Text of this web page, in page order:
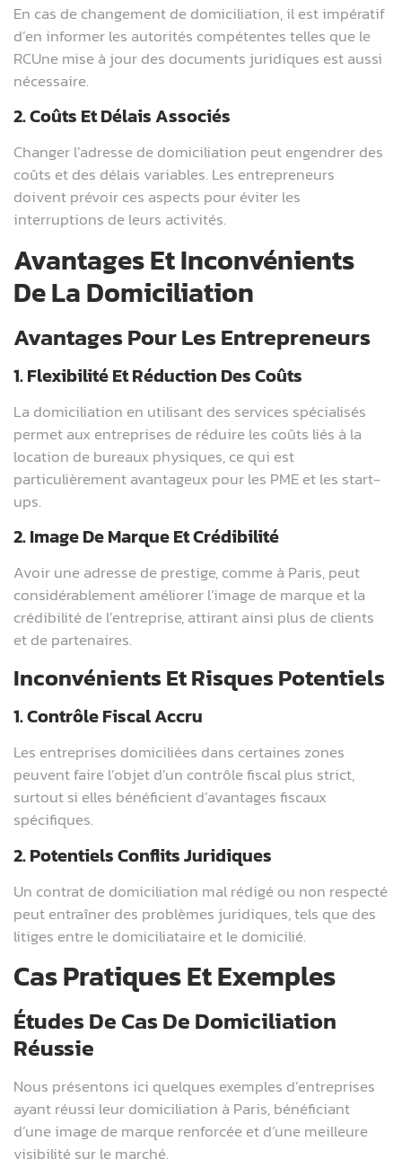
En cas de changement de domiciliation, il est impératif
d’en informer les autorités compétentes telles que le
RCUne mise à jour des documents juridiques est aussi
nécessaire.
2. Coûts Et Délais Associés
Changer l’adresse de domiciliation peut engendrer des
coûts et des délais variables. Les entrepreneurs
doivent prévoir ces aspects pour éviter les
interruptions de leurs activités.
Avantages Et Inconvénients
De La Domiciliation
Avantages Pour Les Entrepreneurs
1. Flexibilité Et Réduction Des Coûts
La domiciliation en utilisant des services spécialisés
permet aux entreprises de réduire les coûts liés à la
location de bureaux physiques, ce qui est
particulièrement avantageux pour les PME et les start-
ups.
2. Image De Marque Et Crédibilité
Avoir une adresse de prestige, comme à Paris, peut
considérablement améliorer l’image de marque et la
crédibilité de l’entreprise, attirant ainsi plus de clients
et de partenaires.
Inconvénients Et Risques Potentiels
1. Contrôle Fiscal Accru
Les entreprises domiciliées dans certaines zones
peuvent faire l’objet d’un contrôle fiscal plus strict,
surtout si elles bénéficient d’avantages fiscaux
spécifiques.
2. Potentiels Conflits Juridiques
Un contrat de domiciliation mal rédigé ou non respecté
peut entraîner des problèmes juridiques, tels que des
litiges entre le domiciliataire et le domicilié.
Cas Pratiques Et Exemples
Études De Cas De Domiciliation
Réussie
Nous présentons ici quelques exemples d’entreprises
ayant réussi leur domiciliation à Paris, bénéficiant
d’une image de marque renforcée et d’une meilleure
visibilité sur le marché.